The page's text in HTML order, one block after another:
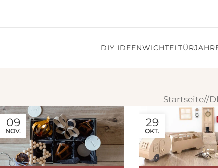
DIY IDEENWICHTELTÜR
Startseite/
09
NOV.
29
OKT.